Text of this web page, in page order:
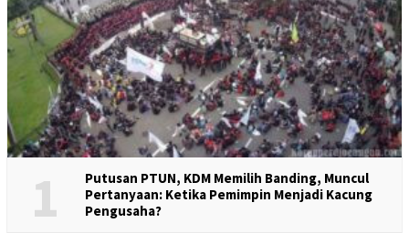
1
Putusan PTUN, KDM Memilih Banding, Muncul
Pertanyaan: Ketika Pemimpin Menjadi Kacung
Pengusaha?